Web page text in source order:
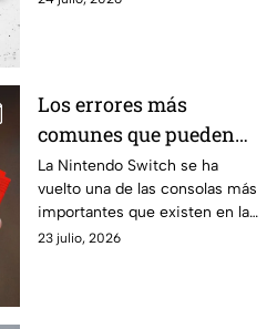
Los errores más
comunes que pueden
destruir los cartuchos
de la Nintendo Switch
La Nintendo Switch se ha
vuelto una de las consolas más
importantes que existen en la
actualidad. ¿Sabías que existen
23 julio, 2026